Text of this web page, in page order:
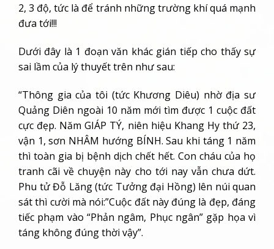
2, 3 độ, tức là để tránh những trường khí quá mạnh
đưa tới!!!
Dưới đây là 1 đoạn văn khác gián tiếp cho thấy sự
sai lầm của lý thuyết trên như sau:
“Thông gia của tôi (tức Khương Diêu) nhờ địa sư
Quảng Diên ngoài 10 năm mới tìm được 1 cuộc đất
cực đẹp. Năm GIÁP TÝ, niên hiệu Khang Hy thứ 23,
vận 1, sơn NHÂM hướng BÍNH. Sau khi táng 1 năm
thì toàn gia bị bệnh dịch chết hết. Con cháu của họ
tranh cãi về chuyện này cho tới nay vẫn chưa dứt.
Phu tử Đỗ Lăng (tức Tưởng đại Hồng) lên núi quan
sát thì cười mà nói:”Cuộc đất này đúng là đẹp, đáng
tiếc phạm vào “Phản ngâm, Phục ngân” gặp họa vì
táng không đúng thời vậy”.